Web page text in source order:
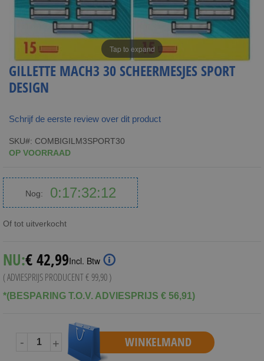
Tap to expand
GILLETTE MACH3 30 SCHEERMESJES SPORT
DESIGN
Schrijf de eerste review over dit product
SKU
COMBIGILM3SPORT30
OP VOORRAAD
Nog:
0
Dagen
17
Hours
32
Minutes
11
Seconds
Of tot uitverkocht
NU:€ 42,99Incl. Btw
( ADVIESPRIJS PRODUCENT€ 99,90)
*(BESPARING T.O.V. ADVIESPRIJS € 56,91)
- + WINKELMAND